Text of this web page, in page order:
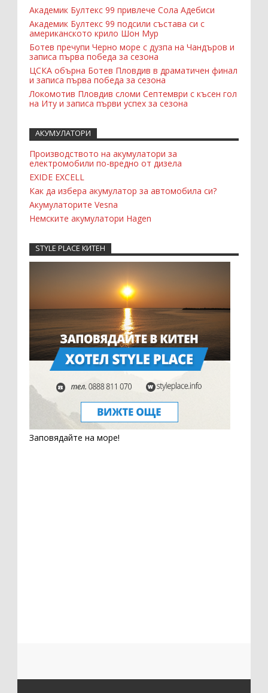
Академик Бултекс 99 привлече Сола Адебиси
Академик Бултекс 99 подсили състава си с
американското крило Шон Мур
Ботев пречупи Черно море с дузпа на Чандъров и
записа първа победа за сезона
ЦСКА обърна Ботев Пловдив в драматичен финал
и записа първа победа за сезона
Локомотив Пловдив сломи Септември с късен гол
на Иту и записа първи успех за сезона
АКУМУЛАТОРИ
Производството на акумулатори за
електромобили по-вредно от дизела
EXIDE EXCELL
Как да избера акумулатор за автомобила си?
Акумулаторите Vesna
Немските акумулатори Hagen
STYLE PLACE КИТЕН
Заповядайте на море!